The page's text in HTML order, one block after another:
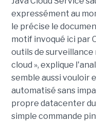
expressément au
le précise le
motif invoqué ici par
outils de surveillance
cloud », explique
semble aussi vouloir
automatisé sans
propre datacenter
simple commande